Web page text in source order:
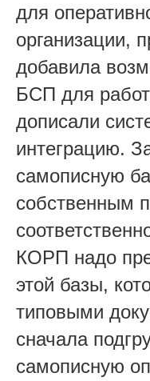
для
организации,
добавила
БСП для
дописали
интеграцию.
самописную
собственным
КОРП надо
этой базы,
типовыми
сначала
самописную